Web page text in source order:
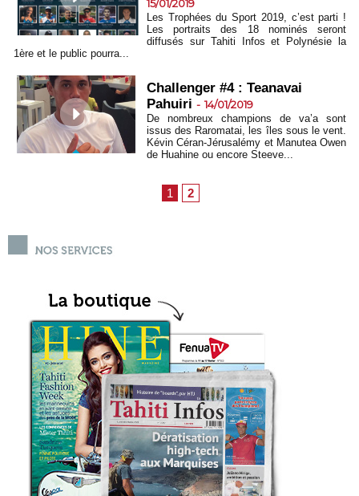
15/01/2019
Les Trophées du Sport 2019, c’est parti !
Les portraits des 18 nominés seront
diffusés sur Tahiti Infos et Polynésie la
1ère et le public pourra...
Challenger #4 : Teanavai
Pahuiri - 14/01/2019
De nombreux champions de va’a sont
issus des Raromatai, les îles sous le vent.
Kévin Céran-Jérusalémy et Manutea Owen
de Huahine ou encore Steeve...
1 2